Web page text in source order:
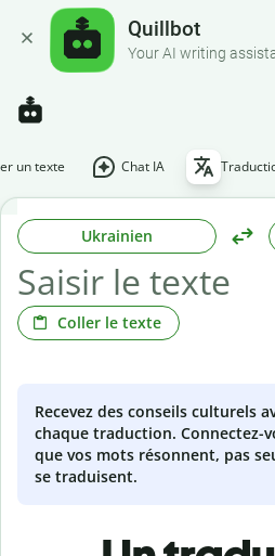
Quillbot
Your AI writing
un texte Chat IA
Ukrainien
Coller le texte
Recevez des conseils culturels
chaque traduction. Connectez-
que vos mots résonnent, pas
se traduisent.